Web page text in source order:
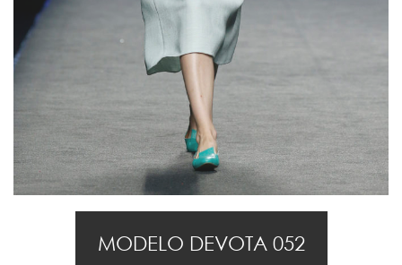
MODELO DEVOTA 052